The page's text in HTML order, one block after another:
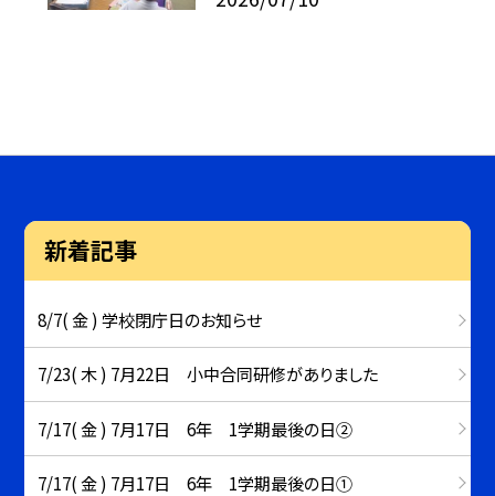
新着記事
8/7( 金 ) 学校閉庁日のお知らせ
7/23( 木 ) 7月22日 小中合同研修がありました
7/17( 金 ) 7月17日 6年 1学期最後の日②
7/17( 金 ) 7月17日 6年 1学期最後の日①